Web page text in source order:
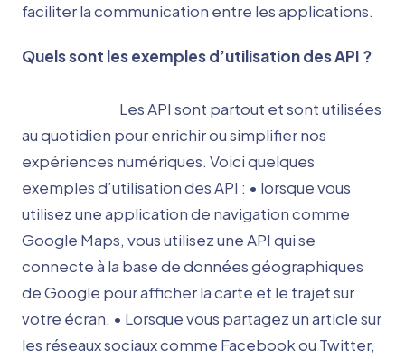
faciliter la communication entre les applications.
Quels sont les exemples d’utilisation des API ?
Les API sont partout et sont utilisées
au quotidien pour enrichir ou simplifier nos
expériences numériques. Voici quelques
exemples d’utilisation des API : • lorsque vous
utilisez une application de navigation comme
Google Maps, vous utilisez une API qui se
connecte à la base de données géographiques
de Google pour afficher la carte et le trajet sur
votre écran. • Lorsque vous partagez un article sur
les réseaux sociaux comme Facebook ou Twitter,